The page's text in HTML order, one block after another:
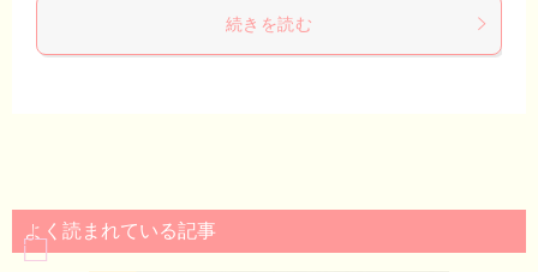
続きを読む
よく読まれている記事